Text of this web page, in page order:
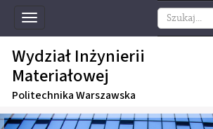
Toggle
navigation
Wydział Inżynierii
Materiałowej
Politechnika Warszawska